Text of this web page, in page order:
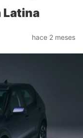
Latina
hace 2 meses